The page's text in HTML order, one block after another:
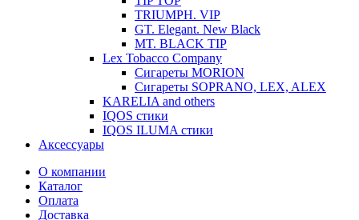
TRIUMPH. VIP
GT. Elegant. New Black
MT. BLACK TIP
Lex Tobacco Company
Сигареты MORION
Сигареты SOPRANO, LEX, ALEX
KARELIA and others
IQOS стики
IQOS ILUMA стики
Аксессуары
О компании
Каталог
Оплата
Доставка